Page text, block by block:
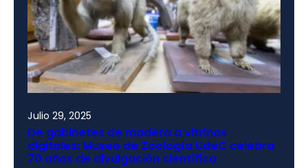
Julio 29, 2025
De gabinetes de madera a vitrinas
digitales: Museo de Zoología UdeC celebra
70 años de divulgación científica